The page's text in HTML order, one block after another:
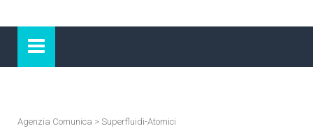
Agenzia Comunica > Superfluidi-Atomici